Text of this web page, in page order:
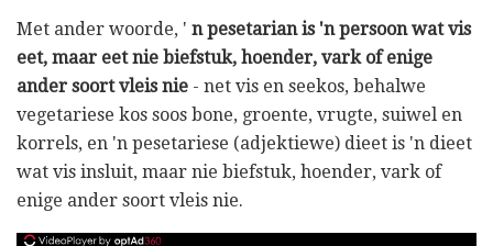
Met ander woorde, ' n pesetarian is 'n persoon wat vis
eet, maar eet nie biefstuk, hoender, vark of enige
ander soort vleis nie - net vis en seekos, behalwe
vegetariese kos soos bone, groente, vrugte, suiwel en
korrels, en 'n pesetariese (adjektiewe) dieet is 'n dieet
wat vis insluit, maar nie biefstuk, hoender, vark of
enige ander soort vleis nie.